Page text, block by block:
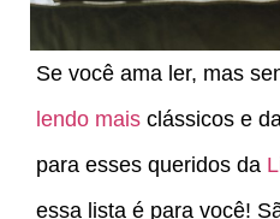
Se você ama ler, mas
lendo mais clássicos e
para esses queridos da
essa lista é para você!